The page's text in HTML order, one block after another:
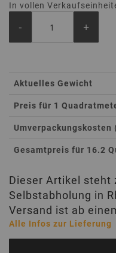
In vollen
- +
Product
Aktuelles Gewicht
Preis für 1
Gesamtpreis für 16.2
Dieser Artikel steht
Selbstabholung in
Versand ist ab
Alle Infos zur Lieferung